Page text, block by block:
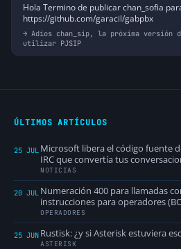
Hola Termino de publicar chan_sofia
https://github.com/garacil/gabpbx
Adios chan_sip, la próxima versión
utilizar PJSIP
ÚLTIMOS ARTÍCULOS
25 JUL Microsoft libera el código fuente
IRC que convertía tus
NOTICIAS
20 JUL Numeración 400 para llamadas
instrucciones para operadores
OPERADORES
25 JUN Rustisk: ¿y si Asterisk estuviera
ASTERISK